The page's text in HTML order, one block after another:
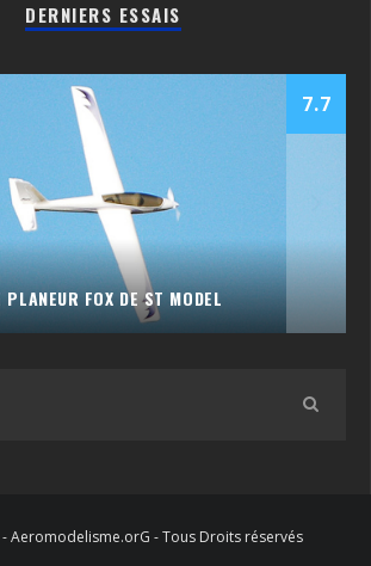
DERNIERS ESSAIS
7.7
PLANEUR FOX DE ST MODEL
- Aeromodelisme.orG - Tous Droits réservés